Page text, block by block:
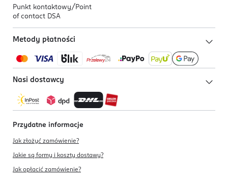
Punkt kontaktowy/ Point
of contact DSA
Metody płatności
Nasi dostawcy
Przydatne informacje
Jak złożyć zamówienie?
Jakie są formy i koszty dostawy?
Jak opłacić zamówienie?